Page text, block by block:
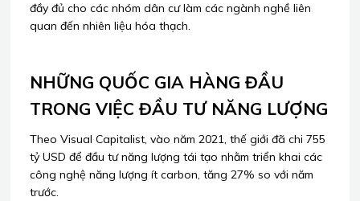
đầy đủ cho các nhóm dân cư làm các ngành nghề liên
quan đến nhiên liệu hóa thạch.
NHỮNG QUỐC GIA HÀNG ĐẦU
TRONG VIỆC ĐẦU TƯ NĂNG LƯỢNG
Theo Visual Capitalist, vào năm 2021, thế giới đã chi 755
tỷ USD để đầu tư năng lượng tái tạo nhằm triển khai các
công nghệ năng lượng ít carbon, tăng 27% so với năm
trước.